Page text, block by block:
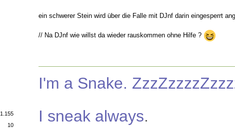
1.155
10
ein schwerer Stein wird über die Falle mit DJnf darin eingesperrt
// Na DJnf wie willst da wieder rauskommen ohne Hilfe ?
I'm a Snake.
I sneak always.